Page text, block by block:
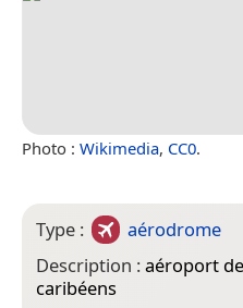
Photo : Wikimedia, CC0.
Type :
aérodrome
Description :aéroport
caribéens